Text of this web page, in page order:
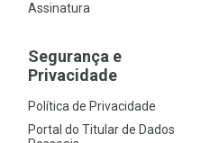
Assinatura
Segurança e
Privacidade
Política de Privacidade
Portal do Titular de Dados